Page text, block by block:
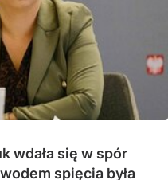
wdała się w spór
spięcia była